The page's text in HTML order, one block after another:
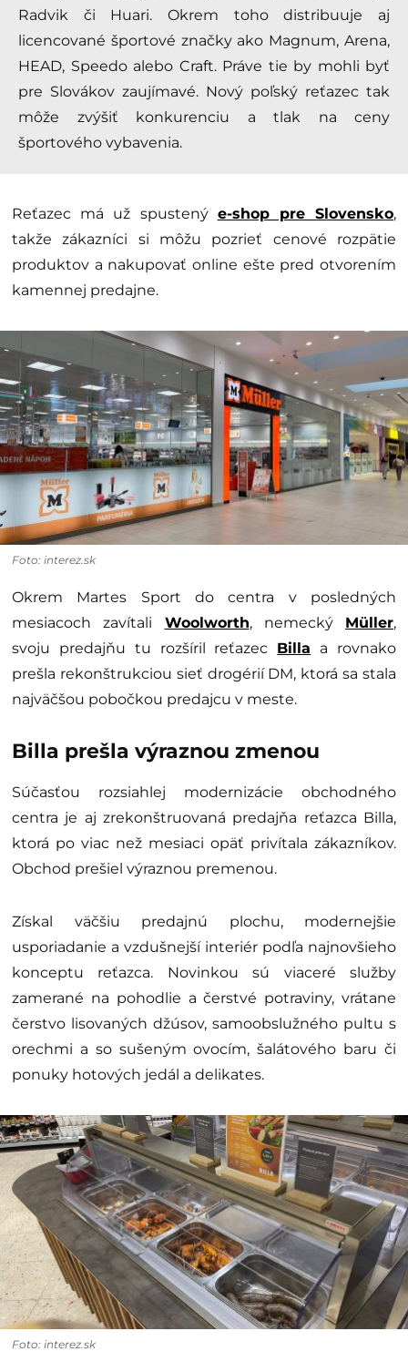
Radvik či Huari. Okrem toho distribuuje aj
licencované športové značky ako Magnum, Arena,
HEAD, Speedo alebo Craft. Práve tie by mohli byť
pre Slovákov zaujímavé. Nový poľský reťazec tak
môže zvýšiť konkurenciu a tlak na ceny
športového vybavenia.
Reťazec má už spustený e-shop pre Slovensko,
takže zákazníci si môžu pozrieť cenové rozpätie
produktov a nakupovať online ešte pred otvorením
kamennej predajne.
Foto: interez.sk
Okrem Martes Sport do centra v posledných
mesiacoch zavítali Woolworth, nemecký Müller,
svoju predajňu tu rozšíril reťazec Billa a rovnako
prešla rekonštrukciou sieť drogérií DM, ktorá sa stala
najväčšou pobočkou predajcu v meste.
Billa prešla výraznou zmenou
Súčasťou rozsiahlej modernizácie obchodného
centra je aj zrekonštruovaná predajňa reťazca Billa,
ktorá po viac než mesiaci opäť privítala zákazníkov.
Obchod prešiel výraznou premenou.
Získal väčšiu predajnú plochu, modernejšie
usporiadanie a vzdušnejší interiér podľa najnovšieho
konceptu reťazca. Novinkou sú viaceré služby
zamerané na pohodlie a čerstvé potraviny, vrátane
čerstvo lisovaných džúsov, samoobslužného pultu s
orechmi a so sušeným ovocím, šalátového baru či
ponuky hotových jedál a delikates.
Foto: interez.sk